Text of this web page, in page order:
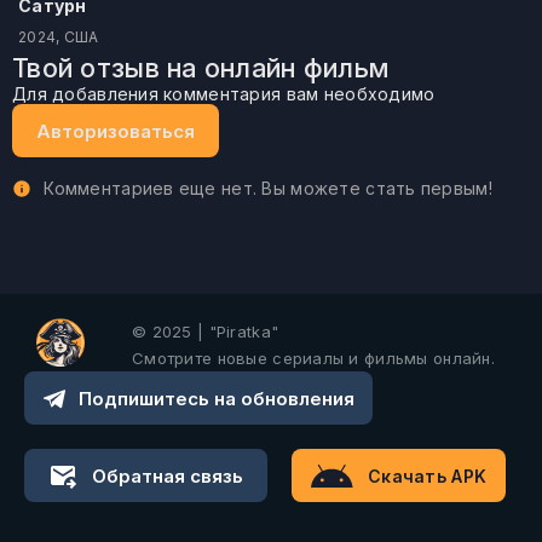
Сатурн
2024, США
Твой отзыв на онлайн фильм
Для добавления комментария вам необходимо
Авторизоваться
Комментариев еще нет. Вы можете стать первым!
© 2025 | "Piratka"
Смотрите новые сериалы и фильмы онлайн.
Подпишитесь на обновления
Обратная связь Скачать APK